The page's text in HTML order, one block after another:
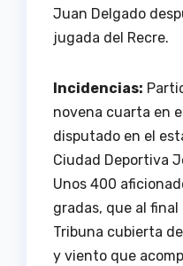
Juan Delgado
jugada del Recre.
Incidencias:
novena cuarta en
disputado en el
Ciudad Deportiva
Unos 400
gradas, que al
Tribuna cubierta
y viento que